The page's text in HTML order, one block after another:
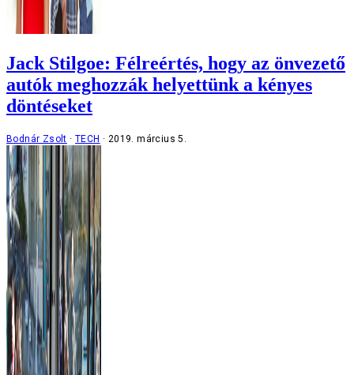
Jack Stilgoe: Félreértés, hogy az önvezető
autók meghozzák helyettünk a kényes
döntéseket
Bodnár Zsolt TECH 2019. március 5.